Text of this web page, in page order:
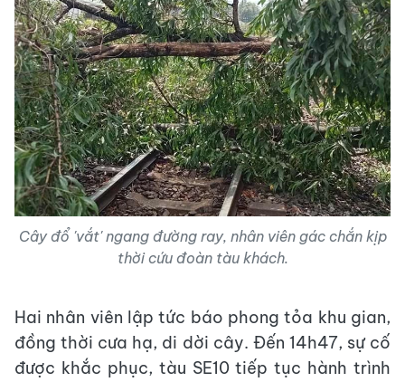
Cây đổ 'vắt' ngang đường ray, nhân viên gác chắn kịp
thời cứu đoàn tàu khách.
Hai nhân viên lập tức báo phong tỏa khu gian,
đồng thời cưa hạ, di dời cây. Đến 14h47, sự cố
được khắc phục, tàu SE10 tiếp tục hành trình